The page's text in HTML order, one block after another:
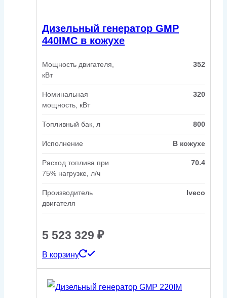
Дизельный генератор GMP
440IMC в кожухе
Мощность двигателя,
кВт
352
Номинальная
мощность, кВт
320
Топливный бак, л 800
Исполнение В кожухе
Расход топлива при
75% нагрузке, л/ч
70.4
Производитель
двигателя
Iveco
5 523 329 ₽
В корзину